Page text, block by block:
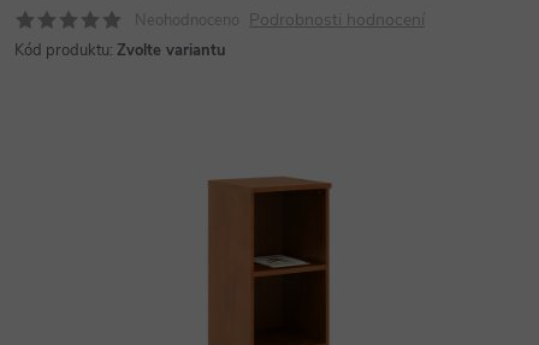
Neohodnoceno Podrobnosti hodnocení
Kód produktu: Zvolte variantu